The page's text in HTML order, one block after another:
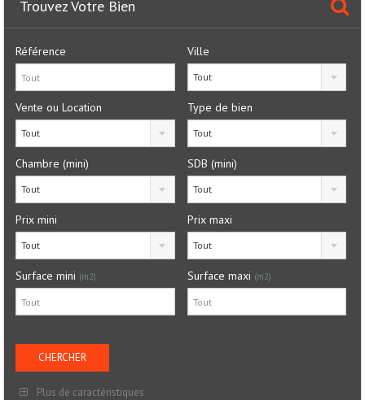
Trouvez Votre Bien
Référence Ville
Tout
Vente ou Location
Tout
Type de bien
Tout
Chambre (mini)
Tout
SDB (mini)
Tout
Prix mini
Tout
Prix maxi
Tout
Surface mini (m2) Surface maxi (m2)
Plus de caractéristiques